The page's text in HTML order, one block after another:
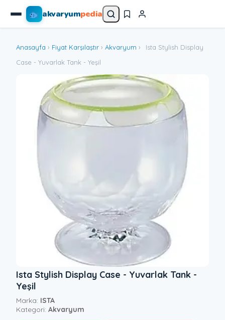
akvaryumpedia
Anasayfa › Fiyat Karşılaştır › Akvaryum ›
Ista Stylish Display
Case - Yuvarlak Tank - Yeşil
Ista Stylish Display Case - Yuvarlak Tank -
Yeşil
Marka: ISTA
Kategori: Akvaryum